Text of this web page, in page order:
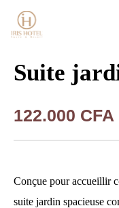
Suite
122.000 CFA
Conçue pour accueillir
suite jardin spacieuse